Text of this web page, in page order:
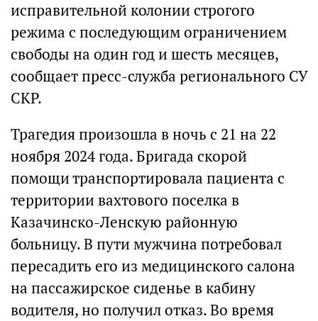
исправительной колонии строгого
режима с последующим ограничением
свободы на один год и шесть месяцев,
сообщает пресс-служба регионального СУ
СКР.
Трагедия произошла в ночь с 21 на 22
ноября 2024 года. Бригада скорой
помощи транспортировала пациента с
территории вахтового поселка в
Казачинско-Ленскую районную
больницу. В пути мужчина потребовал
пересадить его из медицинского салона
на пассажирское сиденье в кабину
водителя, но получил отказ. Во время